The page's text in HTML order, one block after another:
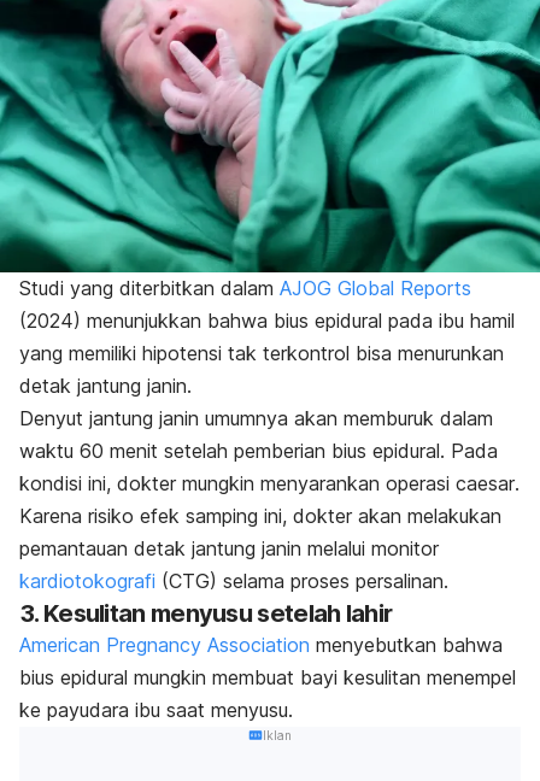
Studi yang diterbitkan dalam AJOG Global Reports
(2024) menunjukkan bahwa bius epidural pada ibu hamil
yang memiliki hipotensi tak terkontrol bisa menurunkan
detak jantung janin.
Denyut jantung janin umumnya akan memburuk dalam
waktu 60 menit setelah pemberian bius epidural. Pada
kondisi ini, dokter mungkin menyarankan operasi caesar.
Karena risiko efek samping ini, dokter akan melakukan
pemantauan detak jantung janin melalui monitor
kardiotokografi (CTG) selama proses persalinan.
3. Kesulitan menyusu setelah lahir
American Pregnancy Association menyebutkan bahwa
bius epidural mungkin membuat bayi kesulitan menempel
ke payudara ibu saat menyusu.
Iklan